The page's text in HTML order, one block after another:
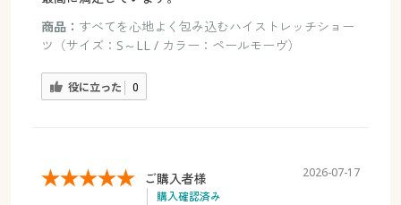
商品： すべてを心地よく包み込むハイストレッチショー
ツ（サイズ：S～LL / カラー：ペールモーヴ）
役に立った 0
ご購入者様
購入確認済み
2026-07-17